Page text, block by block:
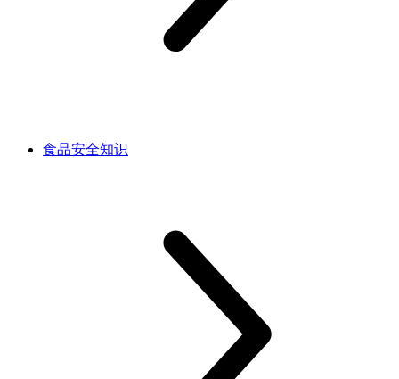
食品安全知识